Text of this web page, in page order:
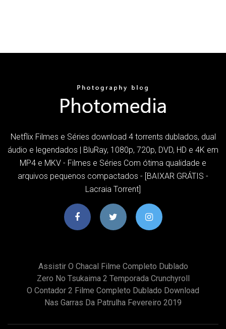
Netflix Filmes e Séries download 4 torrents dublados, dual
áudio e legendados | BluRay, 1080p, 720p, DVD, HD e 4K em
MP4 e MKV - Filmes e Séries Com ótima qualidade e
arquivos pequenos compactados - [BAIXAR GRÁTIS -
Lacraia Torrent]
Assistir O Chacal Filme Completo Dublado
Zero No Tsukaima 2 Temporada Crunchyroll
O Contador 2 Filme Completo Dublado Download
Nas Garras Da Patrulha Fevereiro 2019